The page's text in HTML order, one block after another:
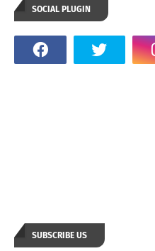
SOCIAL PLUGIN
SUBSCRIBE US